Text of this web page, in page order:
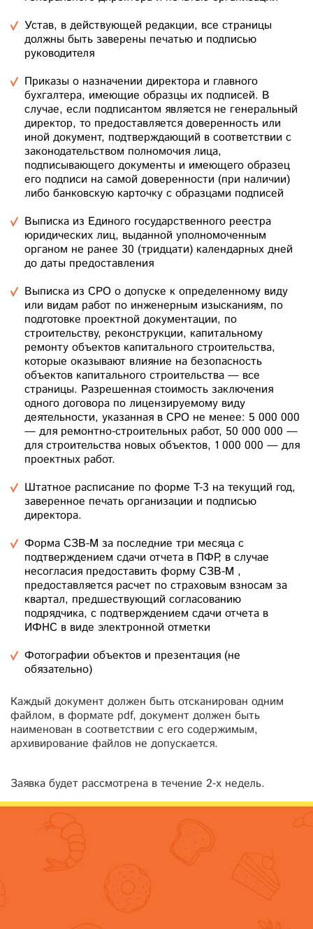
Устав, в действующей редакции, все страницы
должны быть заверены печатью и подписью
руководителя
Приказы о назначении директора и главного
бухгалтера, имеющие образцы их подписей. В
случае, если подписантом является не генеральный
директор, то предоставляется доверенность или
иной документ, подтверждающий в соответствии с
законодательством полномочия лица,
подписывающего документы и имеющего образец
его подписи на самой доверенности (при наличии)
либо банковскую карточку с образцами подписей
Выписка из Единого государственного реестра
юридических лиц, выданной уполномоченным
органом не ранее 30 (тридцати) календарных дней
до даты предоставления
Выписка из СРО о допуске к определенному виду
или видам работ по инженерным изысканиям, по
подготовке проектной документации, по
строительству, реконструкции, капитальному
ремонту объектов капитального строительства,
которые оказывают влияние на безопасность
объектов капитального строительства — все
страницы. Разрешенная стоимость заключения
одного договора по лицензируемому виду
деятельности, указанная в СРО не менее: 5 000 000
— для ремонтно-строительных работ, 50 000 000 —
для строительства новых объектов, 1 000 000 — для
проектных работ.
Штатное расписание по форме Т-3 на текущий год,
заверенное печать организации и подписью
директора.
Форма СЗВ-М за последние три месяца с
подтверждением сдачи отчета в ПФР, в случае
несогласия предоставить форму СЗВ-М ,
предоставляется расчет по страховым взносам за
квартал, предшествующий согласованию
подрядчика, с подтверждением сдачи отчета в
ИФНС в виде электронной отметки
Фотографии объектов и презентация (не
обязательно)
Каждый документ должен быть отсканирован одним
файлом, в формате pdf, документ должен быть
наименован в соответствии с его содержимым,
архивирование файлов не допускается.
Заявка будет рассмотрена в течение 2-х недель.